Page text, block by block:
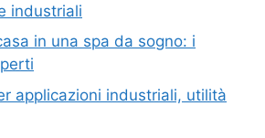
industriali
in una spa da sogno: i
applicazioni industriali, utilità